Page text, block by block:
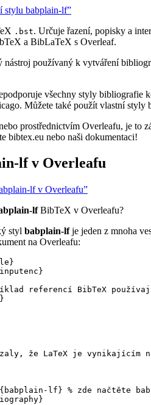
stylu babplain-lf”
.bst. Určuje řazení, popisky a
a BibLaTeX s Overleaf.
používaný k vytváření
všechny styly
Můžete také použít vlastní
prostřednictvím Overleafu, je to
bibtex.eu nebo naši dokumentaci!
lfv Overleafu
lf v Overleafu”
lfBibTeX v Overleafu?
styl babplain-lfje jeden z mnoha
na Overleafu:
}
inputenc }
referencí BibTeX
že LaTeX je vynikajícím
{babplain-lf} % zde načtěte